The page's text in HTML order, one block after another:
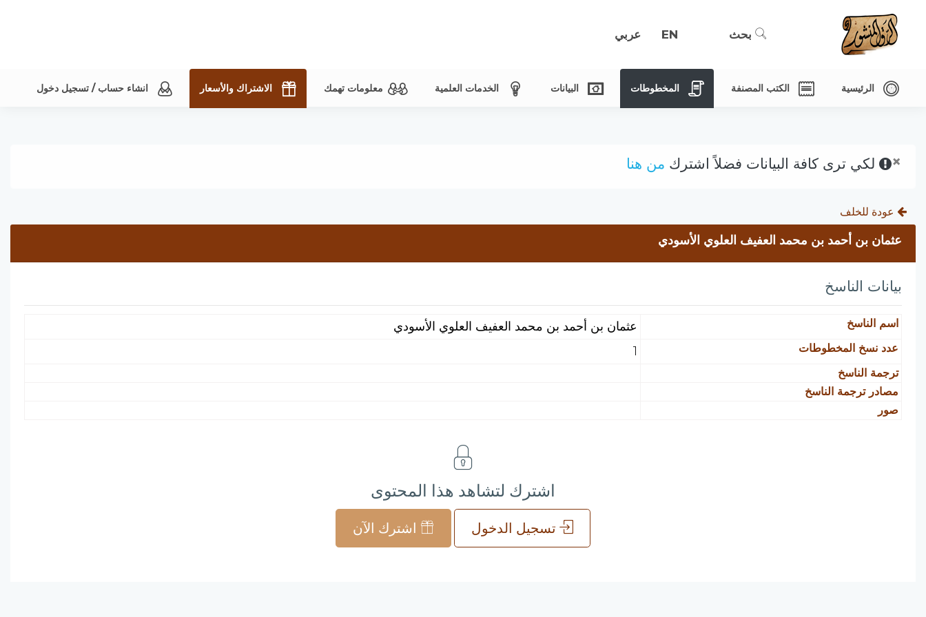
بحث EN عربي
الرئيسية الكتب المصنفة المخطوطات البيانات الخدمات العلمية معلومات تهمك الاشتراك والأسعار انشاء حساب / تسجيل دخول
× لكي ترى كافة البيانات فضلاً اشترك من هنا
عودة للخلف
عثمان بن أحمد بن محمد العفيف العلوي الأسودي
بيانات الناسخ
اسم الناسخ عثمان بن أحمد بن محمد العفيف العلوي الأسودي
عدد نسخ المخطوطات 1
ترجمة الناسخ
مصادر ترجمة الناسخ
صور
اشترك لتشاهد هذا المحتوى
تسجيل الدخول اشترك الآن